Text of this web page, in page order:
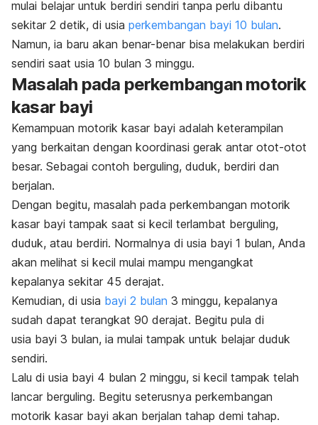
mulai belajar untuk berdiri sendiri tanpa perlu dibantu
sekitar 2 detik, di usia perkembangan bayi 10 bulan.
Namun, ia baru akan benar-benar bisa melakukan berdiri
sendiri saat usia 10 bulan 3 minggu.
Masalah pada perkembangan motorik
kasar bayi
Kemampuan motorik kasar bayi adalah keterampilan
yang berkaitan dengan koordinasi gerak antar otot-otot
besar. Sebagai contoh berguling, duduk, berdiri dan
berjalan.
Dengan begitu, masalah pada perkembangan motorik
kasar bayi tampak saat si kecil terlambat berguling,
duduk, atau berdiri. Normalnya di usia bayi 1 bulan, Anda
akan melihat si kecil mulai mampu mengangkat
kepalanya sekitar 45 derajat.
Kemudian, di usia bayi 2 bulan 3 minggu, kepalanya
sudah dapat terangkat 90 derajat. Begitu pula di
usia bayi 3 bulan, ia mulai tampak untuk belajar duduk
sendiri.
Lalu di usia bayi 4 bulan 2 minggu, si kecil tampak telah
lancar berguling. Begitu seterusnya perkembangan
motorik kasar bayi akan berjalan tahap demi tahap.